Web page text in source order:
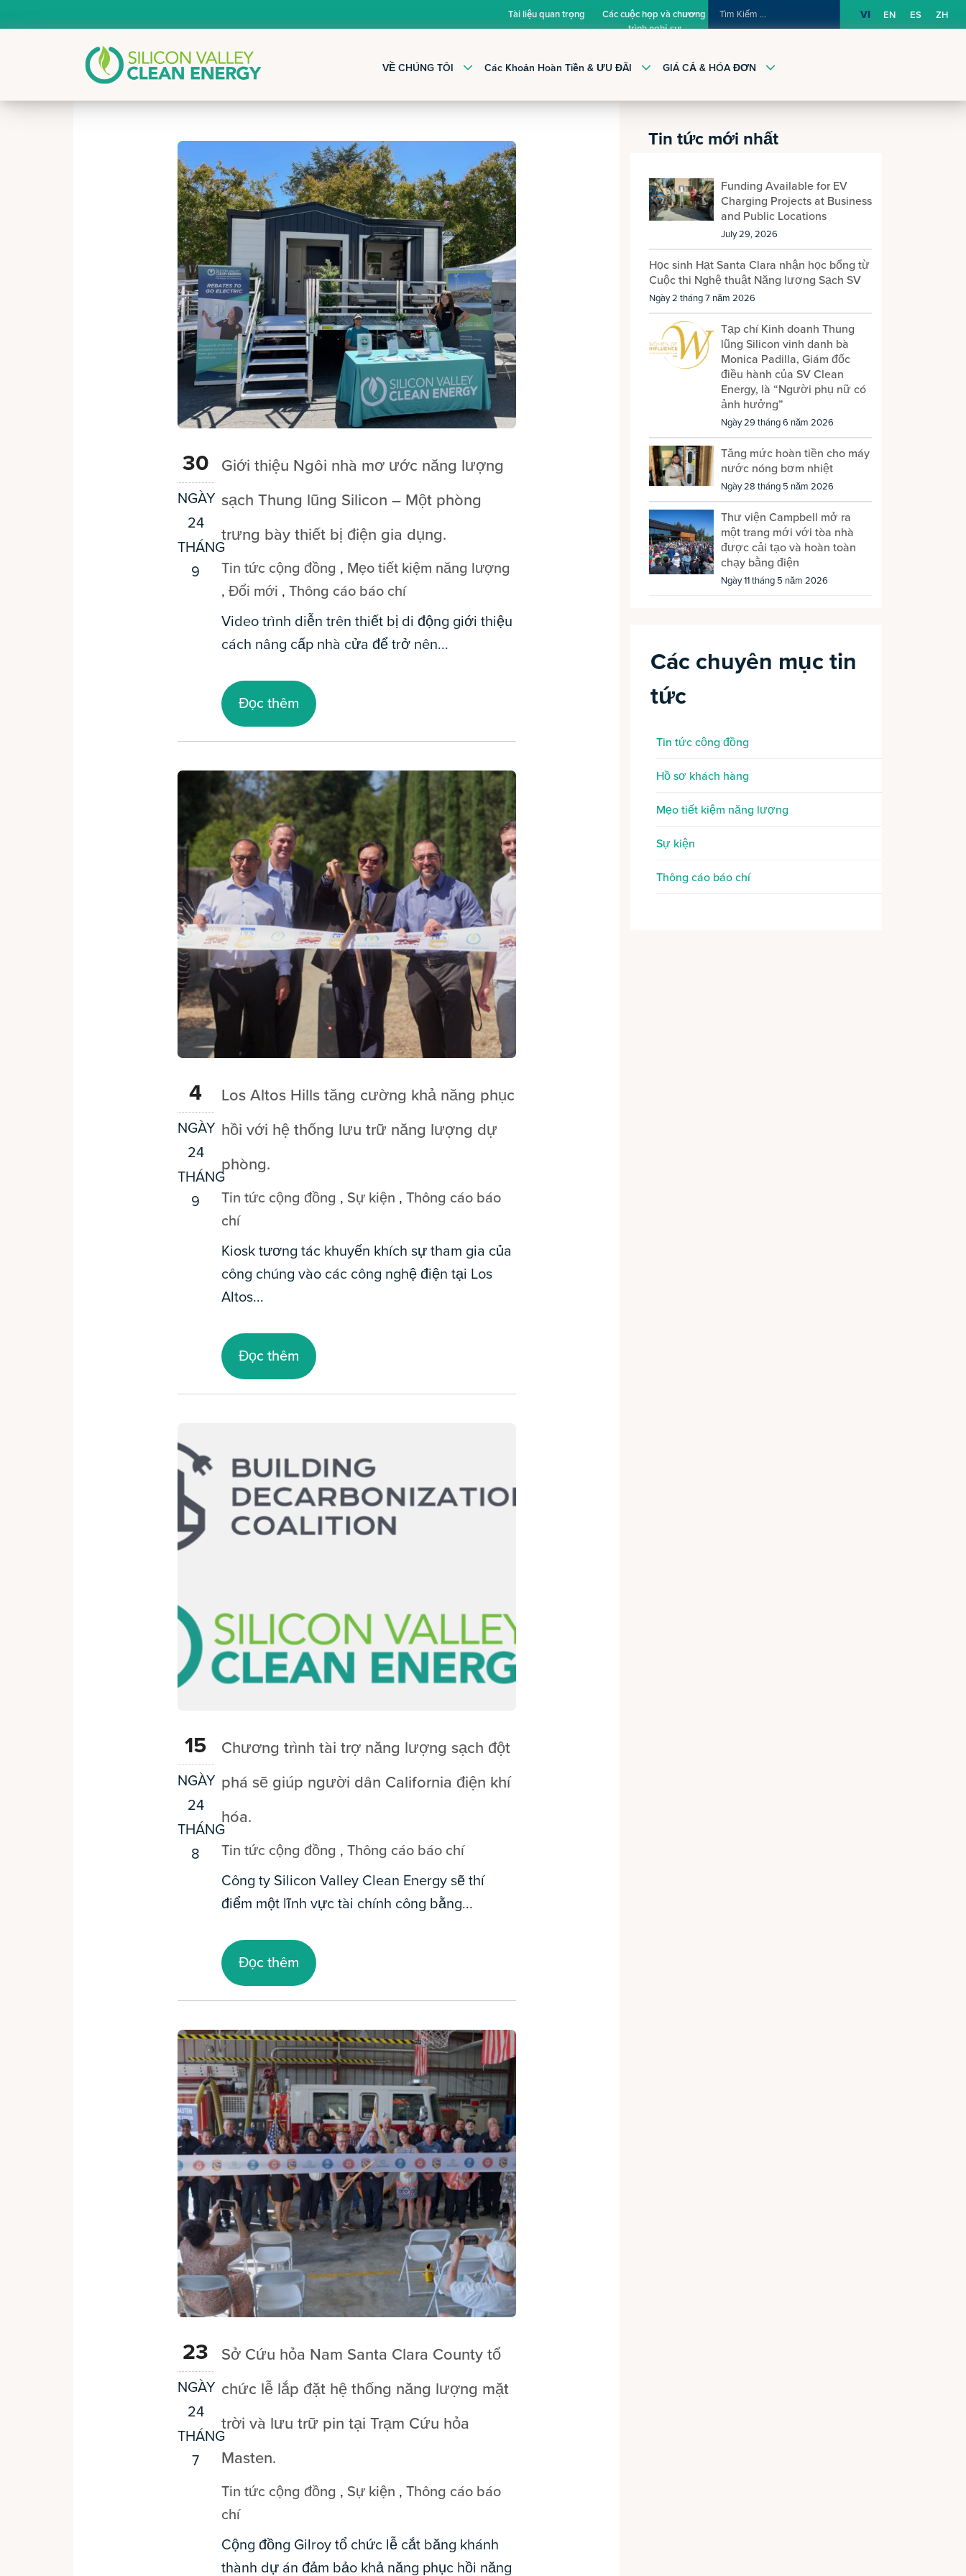
KIẾM:
Các cuộc họp và chương
trình nghị sự
Tài liệu quan trọng VI EN ES ZH
VỀ CHÚNG TÔI Các Khoản Hoàn Tiền & ƯU ĐÃI GIÁ CẢ & HÓA ĐƠN
30
NGÀY
24
THÁNG
9
Giới thiệu Ngôi nhà mơ ước năng lượng
sạch Thung lũng Silicon – Một phòng
trưng bày thiết bị điện gia dụng.
Tin tức cộng đồng , Mẹo tiết kiệm năng lượng
, Đổi mới , Thông cáo báo chí
Video trình diễn trên thiết bị di động giới thiệu
cách nâng cấp nhà cửa để trở nên...
Đọc thêm
4
NGÀY
24
THÁNG
9
Los Altos Hills tăng cường khả năng phục
hồi với hệ thống lưu trữ năng lượng dự
phòng.
Tin tức cộng đồng , Sự kiện , Thông cáo báo
chí
Kiosk tương tác khuyến khích sự tham gia của
công chúng vào các công nghệ điện tại Los
Altos...
Đọc thêm
15
NGÀY
24
THÁNG
8
Chương trình tài trợ năng lượng sạch đột
phá sẽ giúp người dân California điện khí
hóa.
Tin tức cộng đồng , Thông cáo báo chí
Công ty Silicon Valley Clean Energy sẽ thí
điểm một lĩnh vực tài chính công bằng...
Đọc thêm
23
NGÀY
24
THÁNG
7
Sở Cứu hỏa Nam Santa Clara County tổ
chức lễ lắp đặt hệ thống năng lượng mặt
trời và lưu trữ pin tại Trạm Cứu hỏa
Masten.
Tin tức cộng đồng , Sự kiện , Thông cáo báo
chí
Cộng đồng Gilroy tổ chức lễ cắt băng khánh
thành dự án đảm bảo khả năng phục hồi năng
Tin tức mới nhất
Funding Available for EV
Charging Projects at Business
and Public Locations
July 29, 2026
Học sinh Hạt Santa Clara nhận học bổng từ
Cuộc thi Nghệ thuật Năng lượng Sạch SV
Ngày 2 tháng 7 năm 2026
Tạp chí Kinh doanh Thung
lũng Silicon vinh danh bà
Monica Padilla, Giám đốc
điều hành của SV Clean
Energy, là “Người phụ nữ có
ảnh hưởng”
Ngày 29 tháng 6 năm 2026
Tăng mức hoàn tiền cho máy
nước nóng bơm nhiệt
Ngày 28 tháng 5 năm 2026
Thư viện Campbell mở ra
một trang mới với tòa nhà
được cải tạo và hoàn toàn
chạy bằng điện
Ngày 11 tháng 5 năm 2026
Các chuyên mục tin
tức
Tin tức cộng đồng
Hồ sơ khách hàng
Mẹo tiết kiệm năng lượng
Sự kiện
Thông cáo báo chí